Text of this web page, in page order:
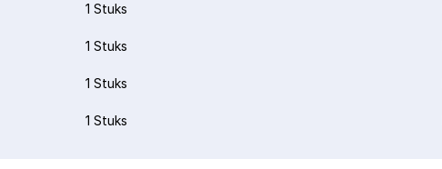
1 Stuks
1 Stuks
1 Stuks
1 Stuks